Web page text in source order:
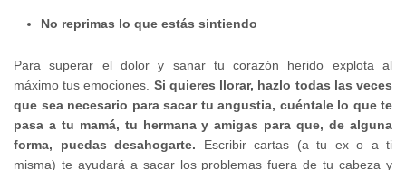
No reprimas lo que estás sintiendo
Para superar el dolor y sanar tu corazón herido explota al
máximo tus emociones. Si quieres llorar, hazlo todas las veces
que sea necesario para sacar tu angustia, cuéntale lo que te
pasa a tu mamá, tu hermana y amigas para que, de alguna
forma, puedas desahogarte. Escribir cartas (a tu ex o a ti
misma) te ayudará a sacar los problemas fuera de tu cabeza y